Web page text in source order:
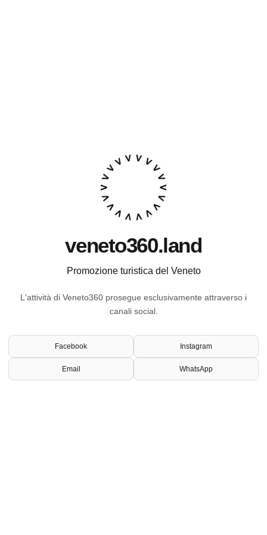
veneto360.land
Promozione turistica del Veneto
L'attività di Veneto360 prosegue esclusivamente attraverso i
canali social.
Facebook Instagram
Email WhatsApp